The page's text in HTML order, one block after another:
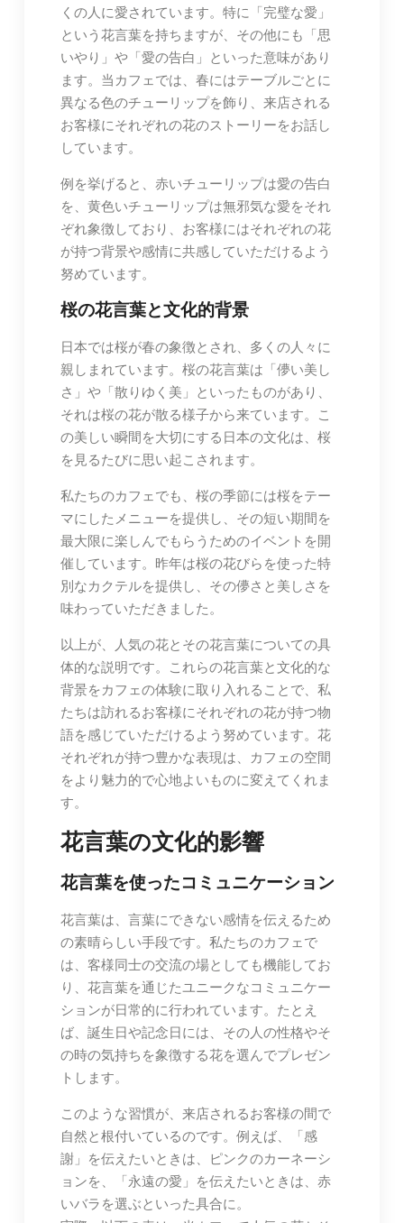
くの人に愛されています。特に「完璧な愛」
という花言葉を持ちますが、その他にも「思
いやり」や「愛の告白」といった意味があり
ます。当カフェでは、春にはテーブルごとに
異なる色のチューリップを飾り、来店される
お客様にそれぞれの花のストーリーをお話し
しています。
例を挙げると、赤いチューリップは愛の告白
を、黄色いチューリップは無邪気な愛をそれ
ぞれ象徴しており、お客様にはそれぞれの花
が持つ背景や感情に共感していただけるよう
努めています。
桜の花言葉と文化的背景
日本では桜が春の象徴とされ、多くの人々に
親しまれています。桜の花言葉は「儚い美し
さ」や「散りゆく美」といったものがあり、
それは桜の花が散る様子から来ています。こ
の美しい瞬間を大切にする日本の文化は、桜
を見るたびに思い起こされます。
私たちのカフェでも、桜の季節には桜をテー
マにしたメニューを提供し、その短い期間を
最大限に楽しんでもらうためのイベントを開
催しています。昨年は桜の花びらを使った特
別なカクテルを提供し、その儚さと美しさを
味わっていただきました。
以上が、人気の花とその花言葉についての具
体的な説明です。これらの花言葉と文化的な
背景をカフェの体験に取り入れることで、私
たちは訪れるお客様にそれぞれの花が持つ物
語を感じていただけるよう努めています。花
それぞれが持つ豊かな表現は、カフェの空間
をより魅力的で心地よいものに変えてくれま
す。
花言葉の文化的影響
花言葉を使ったコミュニケーション
花言葉は、言葉にできない感情を伝えるため
の素晴らしい手段です。私たちのカフェで
は、客様同士の交流の場としても機能してお
り、花言葉を通じたユニークなコミュニケー
ションが日常的に行われています。たとえ
ば、誕生日や記念日には、その人の性格やそ
の時の気持ちを象徴する花を選んでプレゼン
トします。
このような習慣が、来店されるお客様の間で
自然と根付いているのです。例えば、「感
謝」を伝えたいときは、ピンクのカーネーシ
ョンを、「永遠の愛」を伝えたいときは、赤
いバラを選ぶといった具合に。